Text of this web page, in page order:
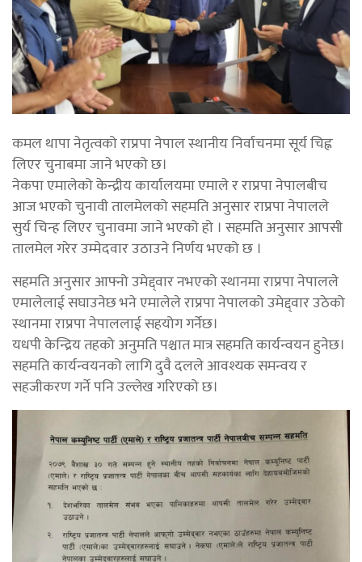
कमल थापा नेतृत्वको राप्रपा नेपाल स्थानीय निर्वाचनमा सूर्य चिह्न
लिएर चुनाबमा जाने भएको छ।
नेकपा एमालेको केन्द्रीय कार्यालयमा एमाले र राप्रपा नेपालबीच
आज भएको चुनावी तालमेलको सहमति अनुसार राप्रपा नेपालले
सुर्य चिन्ह लिएर चुनावमा जाने भएको हो । सहमति अनुसार आपसी
तालमेल गरेर उम्मेदवार उठाउने निर्णय भएको छ ।
सहमति अनुसार आफ्नो उमेद्द्वार नभएको स्थानमा राप्रपा नेपालले
एमालेलाई सघाउनेछ भने एमालेले राप्रपा नेपालको उमेद्द्वार उठेको
स्थानमा राप्रपा नेपाललाई सहयोग गर्नेछ।
यधपी केन्द्रिय तहको अनुमति पश्चात मात्र सहमति कार्यन्वयन हुनेछ।
सहमति कार्यन्वयनको लागि दुवै दलले आवश्यक समन्वय र
सहजीकरण गर्ने पनि उल्लेख गरिएको छ।